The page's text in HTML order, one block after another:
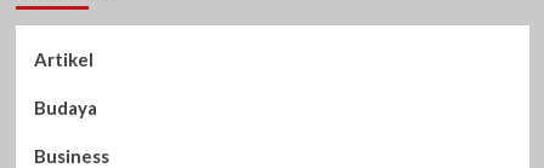
Artikel
Budaya
Business